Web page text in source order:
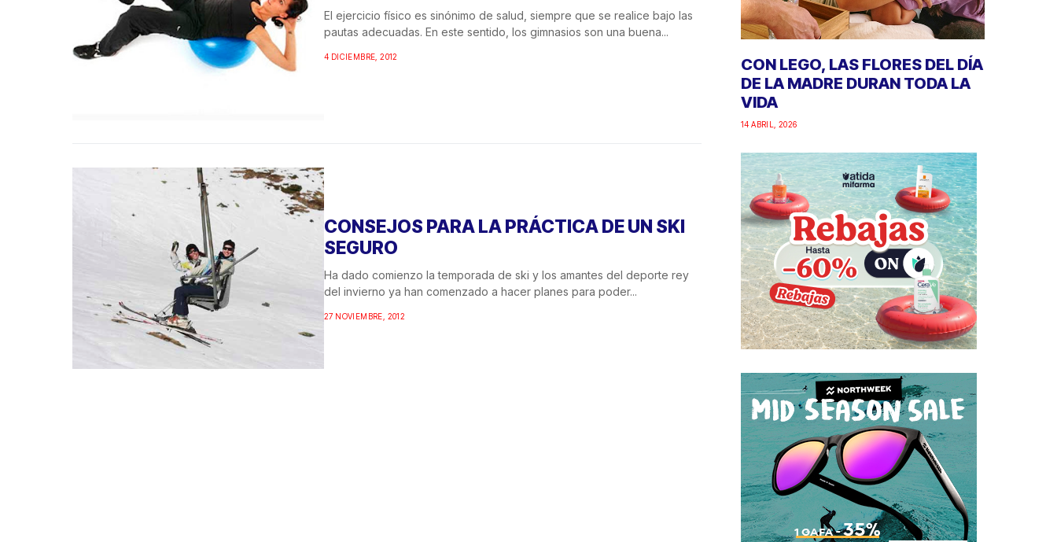
El ejercicio físico es sinónimo de salud, siempre que se realice bajo las
pautas adecuadas. En este sentido, los gimnasios son una buena...
4 DICIEMBRE, 2012
CONSEJOS PARA LA PRÁCTICA DE UN SKI
SEGURO
Ha dado comienzo la temporada de ski y los amantes del deporte rey
del invierno ya han comenzado a hacer planes para poder...
27 NOVIEMBRE, 2012
CON LEGO, LAS FLORES DEL DÍA
DE LA MADRE DURAN TODA LA
VIDA
14 ABRIL, 2026